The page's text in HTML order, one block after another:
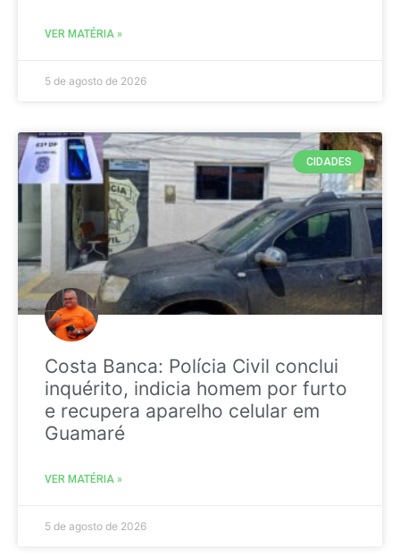
VER MATÉRIA »
5 de agosto de 2026
CIDADES
Costa Banca: Polícia Civil conclui
inquérito, indicia homem por furto
e recupera aparelho celular em
Guamaré
VER MATÉRIA »
5 de agosto de 2026